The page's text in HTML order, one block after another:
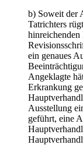
b) Soweit der
Tatrichters
ein genaues
Angeklagte
Erkrankung
Ausstellung
geführt, eine